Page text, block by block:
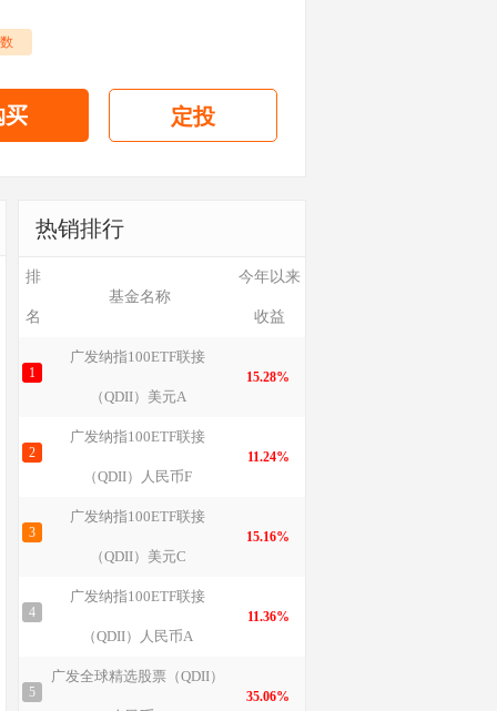
买 定投
热销排行
排
名
基金名称
今年以来
收益
1
广发纳指100ETF联接
（QDII）美元A
15.28%
2
广发纳指100ETF联接
（QDII）人民币F
11.24%
3
广发纳指100ETF联接
（QDII）美元C
15.16%
4
广发纳指100ETF联接
（QDII）人民币A
11.36%
5
广发全球精选股票（QDII）
35.06%